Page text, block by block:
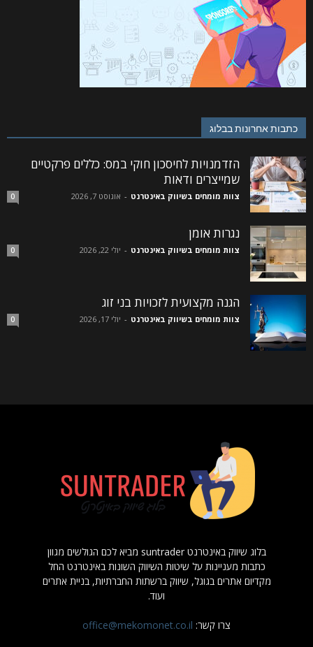
כתבות אחרונות בבלוג
הזדמנויות לחיסכון חוקי במס: כללים פרקטיים
שמייצרים ודאות
צוות מומחים בשיווק באינטרנט - אוגוסט 7, 2026 0
נגרות אומן
צוות מומחים בשיווק באינטרנט - יולי 22, 2026 0
הגנה מקצועית לזכויות בני זוג
צוות מומחים בשיווק באינטרנט - יולי 17, 2026 0
בלוג שיווק באינטרנט suntrader מביא לכם הגולשים מגוון
כתבות מעניינות על שיטות השיווק השונות באינטרנט החל
מקדיום אתרים בגוגל, שיווק ברשתות החברתיות, בניית אתרים
ועוד.
צרו קשר: office@mekomonet.co.il